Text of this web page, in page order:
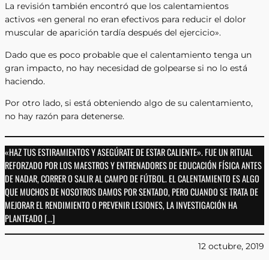
La revisión también encontró que los calentamientos
activos «en general no eran efectivos para reducir el dolor
muscular de aparición tardía después del ejercicio».
Dado que es poco probable que el calentamiento tenga un
gran impacto, no hay necesidad de golpearse si no lo está
haciendo.
Por otro lado, si está obteniendo algo de su calentamiento,
no hay razón para detenerse.
«HAZ TUS ESTIRAMIENTOS Y ASEGÚRATE DE ESTAR CALIENTE». FUE UN RITUAL
REFORZADO POR LOS MAESTROS Y ENTRENADORES DE EDUCACIÓN FÍSICA ANTES
DE NADAR, CORRER O SALIR AL CAMPO DE FÚTBOL. EL CALENTAMIENTO ES ALGO
QUE MUCHOS DE NOSOTROS DAMOS POR SENTADO, PERO CUANDO SE TRATA DE
MEJORAR EL RENDIMIENTO O PREVENIR LESIONES, LA INVESTIGACIÓN HA
PLANTEADO […]
12 octubre, 2019